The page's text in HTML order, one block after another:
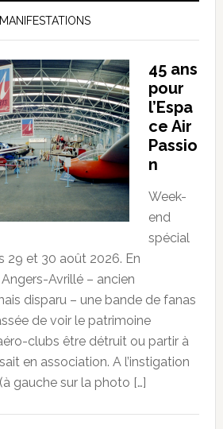
MANIFESTATIONS
45 ans
pour
l’Espa
ce Air
Passio
n
Week-
end
spécial
29 et 30 août 2026. En
Avrillé – ancien
disparu – une bande de fanas
de voir le patrimoine
clubs être détruit ou partir à
en association. A l’instigation
gauche sur la photo […]